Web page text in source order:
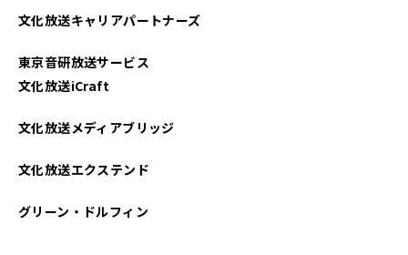
2025年01月
2024年12月
2024年11月
文化放送キャリアパートナーズ
東京音研放送サービス
文化放送iCraft
文化放送メディアブリッジ
文化放送エクステンド
グリーン・ドルフィン